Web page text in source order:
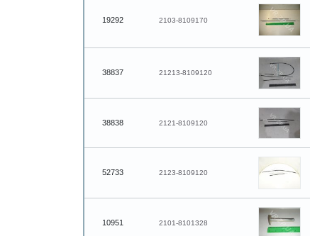
19292 2103-8109170
38837 21213-8109120
38838 2121-8109120
52733 2123-8109120
10951 2101-8101328